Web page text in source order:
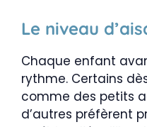
Le niveau
Chaque enfant
rythme. Certains
comme des petits
d’autres préfèrent